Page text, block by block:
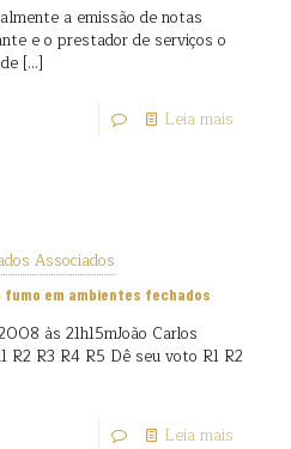
a emissão de notas
e o prestador de serviços o
[…]
Leia mais
Associados
fumo em ambientes fechados
às 21h15mJoão Carlos
R2 R3 R4 R5 Dê seu voto R1 R2
Leia mais